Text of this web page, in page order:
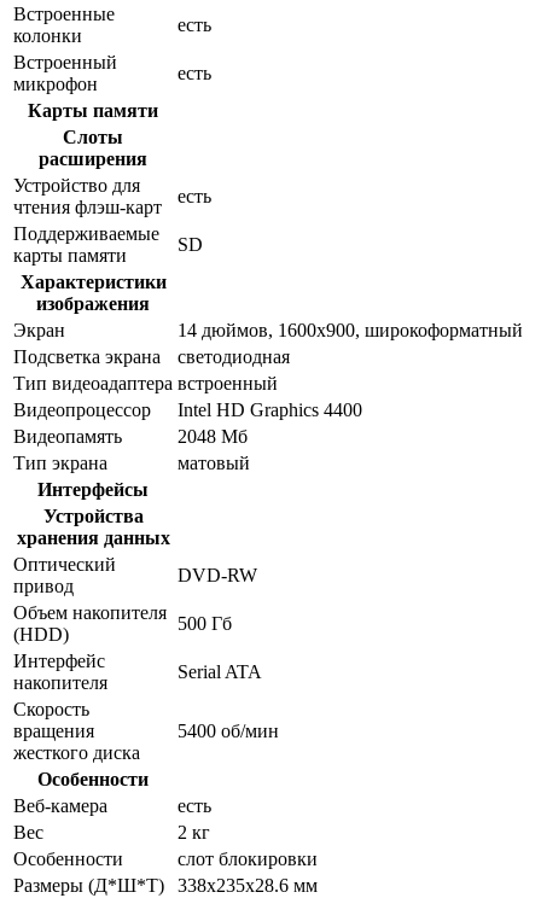
Встроенные
колонки
есть
Встроенный
микрофон
есть
Карты памяти
Слоты
расширения
Устройство для
чтения флэш-карт
есть
Поддерживаемые
карты памяти
SD
Характеристики
изображения
Экран
14 дюймов, 1600x900, широкоформатный
Подсветка экрана
светодиодная
Тип видеоадаптера встроенный
Видеопроцессор
Intel HD Graphics 4400
Видеопамять
2048 Мб
Тип экрана
матовый
Интерфейсы
Устройства
хранения данных
Оптический
привод
DVD-RW
Объем накопителя
(HDD)
500 Гб
Интерфейс
накопителя
Serial ATA
Скорость
вращения
жесткого диска
5400 об/мин
Особенности
Веб-камера
есть
Вес
2 кг
Особенности
слот блокировки
Размеры (Д*Ш*Т)
338x235x28.6 мм